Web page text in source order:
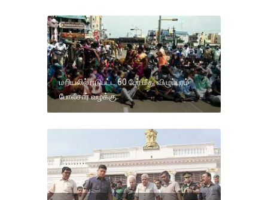
மறியலில் ஈடுபட்ட 60 பேர் மீது விழுப்புரம்
போலீசார் வழக்கு